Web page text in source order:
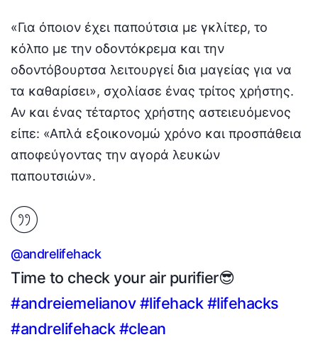
«Για όποιον έχει παπούτσια με γκλίτερ, το
κόλπο με την οδοντόκρεμα και την
οδοντόβουρτσα λειτουργεί δια μαγείας για να
τα καθαρίσει», σχολίασε ένας τρίτος χρήστης.
Αν και ένας τέταρτος χρήστης αστειευόμενος
είπε: «Απλά εξοικονομώ χρόνο και προσπάθεια
αποφεύγοντας την αγορά λευκών
παπουτσιών».
@andrelifehack
Time to check your air purifier😎
#andreiemelianov #lifehack #lifehacks
#andrelifehack #clean